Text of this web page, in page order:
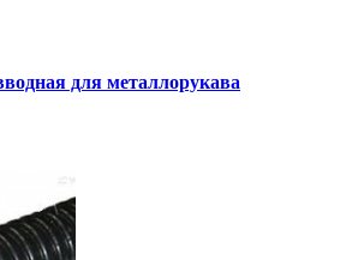
для металлорукава